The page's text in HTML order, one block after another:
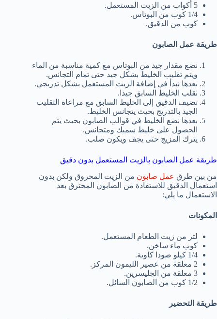
5 أكواب من الزيت المستعمل.
1/4 كوب من البوتاس.
كوب من الدقيق.
طريقة عمل الصابون
نضع مقدار جيد من البوتاس مع كمية مناسبة من الماء
ويتم تقليب الخليط بشكل جيد حتى تمام التجانس.
بعدها نبدأ في إضافة الزيت المستعمل بشكل تدريجي.
نقلب الخليط السابق جيدا.
تضيف الدقيق إلى الخليط السابق مع مراعاة التقليب
الجيد بالتدريج بحيث يتجانس الخليط.
بعدها نضع الخليط في قوالب الصابون بحيث يتم
الحصول على خليط سميك ومتجانس.
يترك المزيج حتى يجف ويكون صلب.
طريقة عمل الصابون بالزيت المستعمل بدون دقيق
من بين طرق عمل صابون من الزيت المحروق ولكن بدون
استعمال الدقيق للاستفادة من الصابون المحترق بعد
الاستعمال ما يلي:
المكونات
لتر من زيت الطعام المستعمل.
كوب ماء ساخن.
1/4 كيلو صودا كاوية.
2 معلقة من عصير الليمون المركز.
3 معلقة من الجليسرين.
1/2 كوب من الصابون السائل.
طريقة التحضير